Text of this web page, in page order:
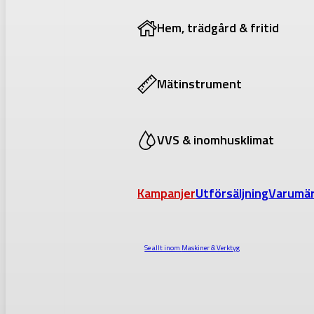
Hem, trädgård & fritid
Mätinstrument
VVS & inomhusklimat
KampanjerUtförsäljning
Se allt inom Maskiner & Verktyg